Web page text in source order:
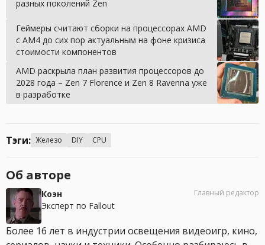
разных поколений Zen
Геймеры считают сборки на процессорах AMD
с AM4 до сих пор актуальным на фоне кризиса
стоимости компонентов
AMD раскрыла план развития процессоров до
2028 года – Zen 7 Florence и Zen 8 Ravenna уже
в разработке
Тэги: Железо DIY CPU
Об авторе
Коэн
Эксперт по Fallout
Главный редактор
Более 16 лет в индустрии освещения видеоигр, кино,